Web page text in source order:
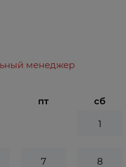
менеджер
пт сб
1
7 8